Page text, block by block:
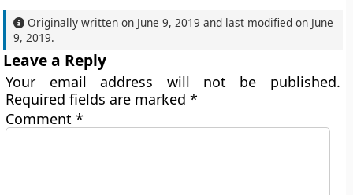
Originally written on June 9, 2019 and last modified on June
9, 2019.
Leave a Reply
Your email address will not be published.
Required fields are marked*
Comment*